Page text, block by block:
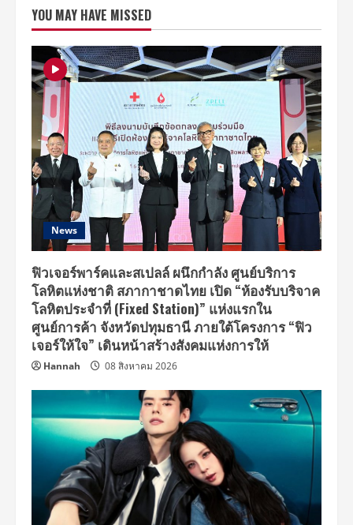
กับ
องค์กร
พิพิธภัณฑ์
วิทยาศาสตร์
แห่ง
ชาติ
จัด
เสวนา
ใน
หัวข้อ
“ของ
ขวัญ
ที่(พ่อ)แม่
อยาก
ได้”
พร้อม
จัด
นิทรรศการ
“แก่
ก่อน
แก่”
เพื่อ
ผู้
สูง
อายุ
มาก
ขึ้น
YOU MAY HAVE MISSED
News
ฟิวเจอร์พาร์คและสเปลล์ ผนึกกำลัง ศูนย์บริการ
โลหิตแห่งชาติ สภากาชาดไทย เปิด “ห้องรับบริจาค
โลหิตประจำที่ (Fixed Station)” แห่งแรกใน
ศูนย์การค้า จังหวัดปทุมธานี ภายใต้โครงการ “ฟิว
เจอร์ให้ใจ” เดินหน้าสร้างสังคมแห่งการให้
Hannah 08 สิงหาคม 2026